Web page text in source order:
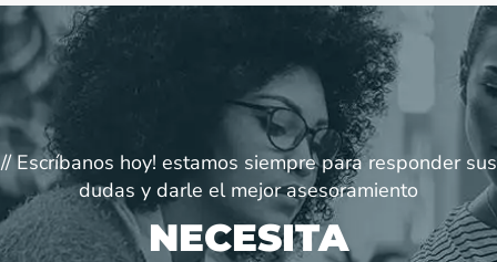
// Escríbanos hoy! estamos siempre para responder sus
dudas y darle el mejor asesoramiento
NECESITA